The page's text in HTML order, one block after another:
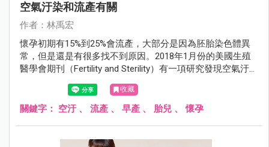
空氣汙染和流產有關
作者：林禹宏
懷孕初期有15%到25%會流產，大部分是因為胚胎染色體異
常，但是還是有很多找不到原因。2018年1月份的美國生殖
醫學會期刊（Fertility and Sterility）有一項研究發現空氣汙染
也是流產的原因之一。
收藏
關鍵字： 空汙 、 流產 、 早產 、 胎兒 、懷孕